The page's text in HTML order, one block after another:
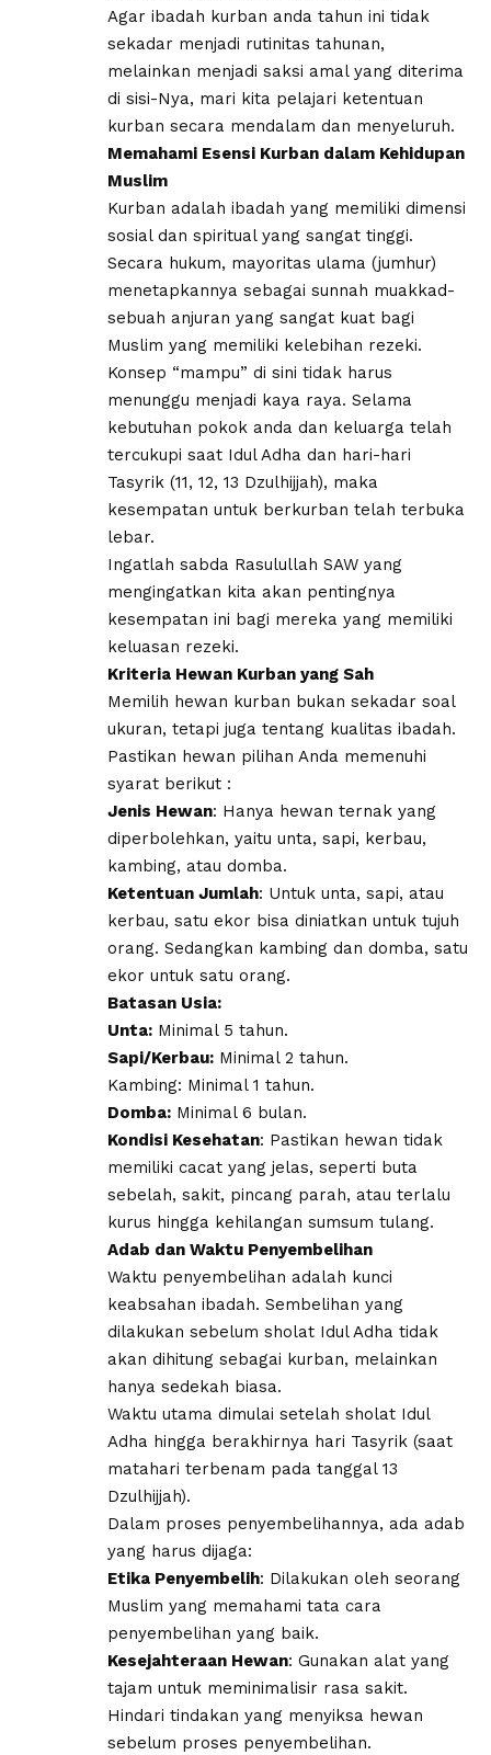
Agar ibadah kurban anda tahun ini tidak
sekadar menjadi rutinitas tahunan,
melainkan menjadi saksi amal yang diterima
di sisi-Nya, mari kita pelajari ketentuan
kurban secara mendalam dan menyeluruh.
Memahami Esensi Kurban dalam Kehidupan
Muslim
​Kurban adalah ibadah yang memiliki dimensi
sosial dan spiritual yang sangat tinggi.
Secara hukum, mayoritas ulama (jumhur)
menetapkannya sebagai sunnah muakkad-
sebuah anjuran yang sangat kuat bagi
Muslim yang memiliki kelebihan rezeki.
Konsep “mampu” di sini tidak harus
menunggu menjadi kaya raya. Selama
kebutuhan pokok anda dan keluarga telah
tercukupi saat Idul Adha dan hari-hari
Tasyrik (11, 12, 13 Dzulhijjah), maka
kesempatan untuk berkurban telah terbuka
lebar.
Ingatlah sabda Rasulullah SAW yang
mengingatkan kita akan pentingnya
kesempatan ini bagi mereka yang memiliki
keluasan rezeki.
Kriteria Hewan Kurban yang Sah
​Memilih hewan kurban bukan sekadar soal
ukuran, tetapi juga tentang kualitas ibadah.
Pastikan hewan pilihan Anda memenuhi
syarat berikut :
Jenis Hewan: Hanya hewan ternak yang
diperbolehkan, yaitu unta, sapi, kerbau,
kambing, atau domba.
​Ketentuan Jumlah: Untuk unta, sapi, atau
kerbau, satu ekor bisa diniatkan untuk tujuh
orang. Sedangkan kambing dan domba, satu
ekor untuk satu orang.
Batasan Usia:
Unta: Minimal 5 tahun.
Sapi/Kerbau: Minimal 2 tahun.
​Kambing: Minimal 1 tahun.
​Domba: Minimal 6 bulan.
Kondisi Kesehatan: Pastikan hewan tidak
memiliki cacat yang jelas, seperti buta
sebelah, sakit, pincang parah, atau terlalu
kurus hingga kehilangan sumsum tulang.
Adab dan Waktu Penyembelihan
​Waktu penyembelihan adalah kunci
keabsahan ibadah. Sembelihan yang
dilakukan sebelum sholat Idul Adha tidak
akan dihitung sebagai kurban, melainkan
hanya sedekah biasa.
Waktu utama dimulai setelah sholat Idul
Adha hingga berakhirnya hari Tasyrik (saat
matahari terbenam pada tanggal 13
Dzulhijjah).
Dalam proses penyembelihannya, ada adab
yang harus dijaga:
​Etika Penyembelih: Dilakukan oleh seorang
Muslim yang memahami tata cara
penyembelihan yang baik.
​Kesejahteraan Hewan: Gunakan alat yang
tajam untuk meminimalisir rasa sakit.
Hindari tindakan yang menyiksa hewan
sebelum proses penyembelihan.